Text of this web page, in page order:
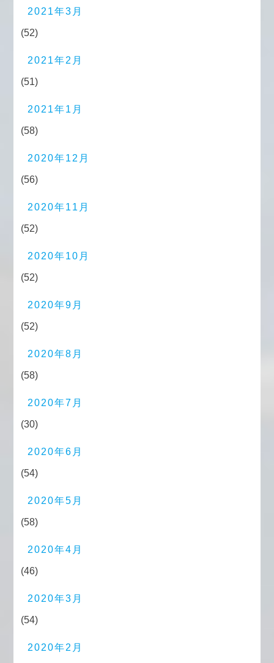
2021年3月
(52)
2021年2月
(51)
2021年1月
(58)
2020年12月
(56)
2020年11月
(52)
2020年10月
(52)
2020年9月
(52)
2020年8月
(58)
2020年7月
(30)
2020年6月
(54)
2020年5月
(58)
2020年4月
(46)
2020年3月
(54)
2020年2月